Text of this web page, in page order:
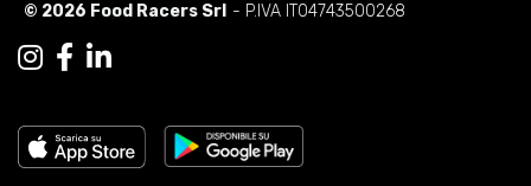
© 2026 Food Racers Srl - P.IVA IT04743500268